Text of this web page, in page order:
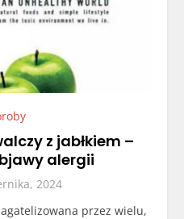
z jabłkiem –
alergii
2024
przez wielu,